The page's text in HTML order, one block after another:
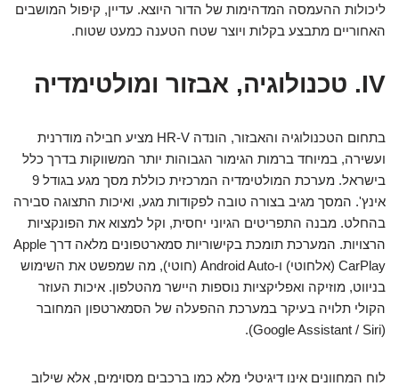
ליכולות ההעמסה המדהימות של הדור היוצא. עדיין, קיפול המושבים
האחוריים מתבצע בקלות ויוצר שטח הטענה כמעט שטוח.
IV. טכנולוגיה, אבזור ומולטימדיה
בתחום הטכנולוגיה והאבזור, הונדה HR-V מציע חבילה מודרנית
ועשירה, במיוחד ברמות הגימור הגבוהות יותר המשווקות בדרך כלל
בישראל. מערכת המולטימדיה המרכזית כוללת מסך מגע בגודל 9
אינץ'. המסך מגיב בצורה טובה לפקודות מגע, ואיכות התצוגה סבירה
בהחלט. מבנה התפריטים הגיוני יחסית, וקל למצוא את הפונקציות
הרצויות. המערכת תומכת בקישוריות סמארטפונים מלאה דרך Apple
CarPlay (אלחוטי) ו-Android Auto (חוטי), מה שמפשט את השימוש
בניווט, מוזיקה ואפליקציות נוספות היישר מהטלפון. איכות העוזר
הקולי תלויה בעיקר במערכת ההפעלה של הסמארטפון המחובר
(Google Assistant / Siri).
לוח המחוונים אינו דיגיטלי מלא כמו ברכבים מסוימים, אלא שילוב